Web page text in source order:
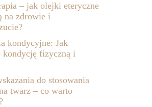
– jak olejki eteryczne
na zdrowie i
kondycyjne: Jak
kondycję fizyczną i
do stosowania
twarz – co warto